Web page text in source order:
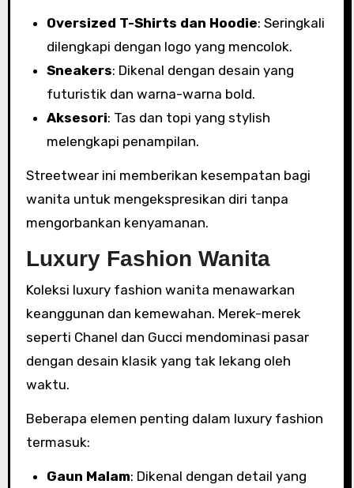
Oversized T-Shirts dan Hoodie: Seringkali
dilengkapi dengan logo yang mencolok.
Sneakers: Dikenal dengan desain yang
futuristik dan warna-warna bold.
Aksesori: Tas dan topi yang stylish
melengkapi penampilan.
Streetwear ini memberikan kesempatan bagi
wanita untuk mengekspresikan diri tanpa
mengorbankan kenyamanan.
Luxury Fashion Wanita
Koleksi luxury fashion wanita menawarkan
keanggunan dan kemewahan. Merek-merek
seperti Chanel dan Gucci mendominasi pasar
dengan desain klasik yang tak lekang oleh
waktu.
Beberapa elemen penting dalam luxury fashion
termasuk:
Gaun Malam: Dikenal dengan detail yang